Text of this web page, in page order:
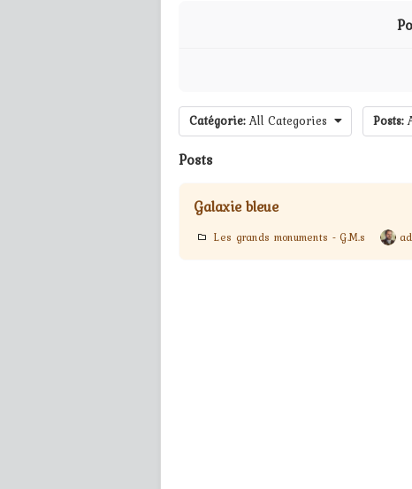
Catégorie: All Categories Posts:
Posts
Galaxie bleue
Les grands monuments - G.M.s